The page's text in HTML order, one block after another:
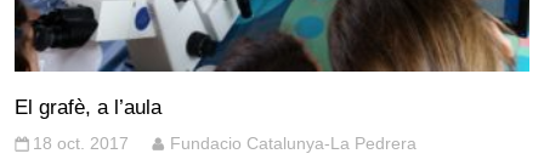
El grafè, a l’aula
18 oct. 2017 Fundacio Catalunya-La Pedrera